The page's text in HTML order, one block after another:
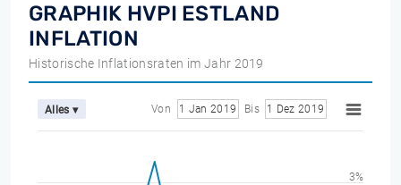
GRAPHIK HVPI ESTLAND
INFLATION
Historische Inflationsraten im Jahr 2019
Alles ▾ Von 1 Jan 2019 Bis 1 Dez 2019
3%